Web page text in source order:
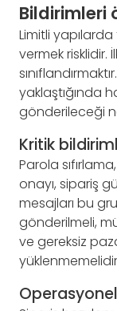
Bildirimleri
Limitli
vermek risklidir.
yaklaştığında
gönderileceği
Kritik
Parola
onayı, sipariş
mesajları bu
gönderilmeli,
ve gereksiz